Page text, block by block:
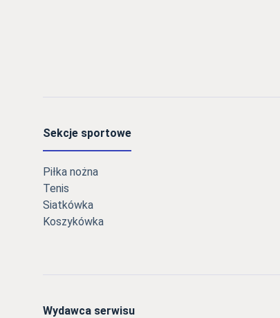
Sekcje sportowe
Piłka nożna
Tenis
Siatkówka
Koszykówka
Wydawca serwisu